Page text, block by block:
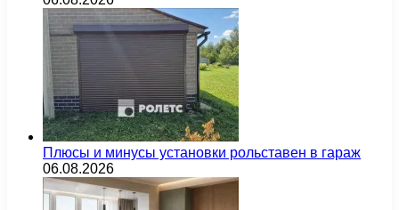
Плюсы и минусы установки рольставен в гараж
06.08.2026